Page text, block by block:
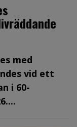
med
vid ett
i 60-